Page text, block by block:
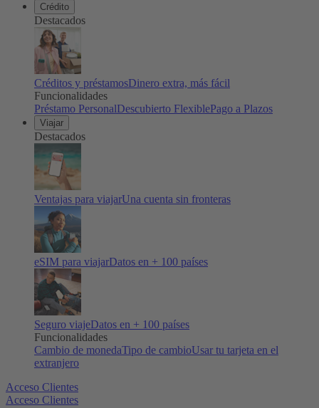
Crédito
Destacados
Créditos y préstamosDinero extra, más fácil
Funcionalidades
Préstamo PersonalDescubierto FlexiblePago a Plazos
Viajar
Destacados
Ventajas para viajarUna cuenta sin fronteras
eSIM para viajarDatos en + 100 países
Seguro viajeDatos en + 100 países
Funcionalidades
Cambio de monedaTipo de cambioUsar tu tarjeta en el
extranjero
Acceso Clientes
Acceso Clientes